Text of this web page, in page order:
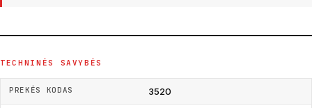
TECHNINĖS SAVYBĖS
PREKĖS KODAS 3520